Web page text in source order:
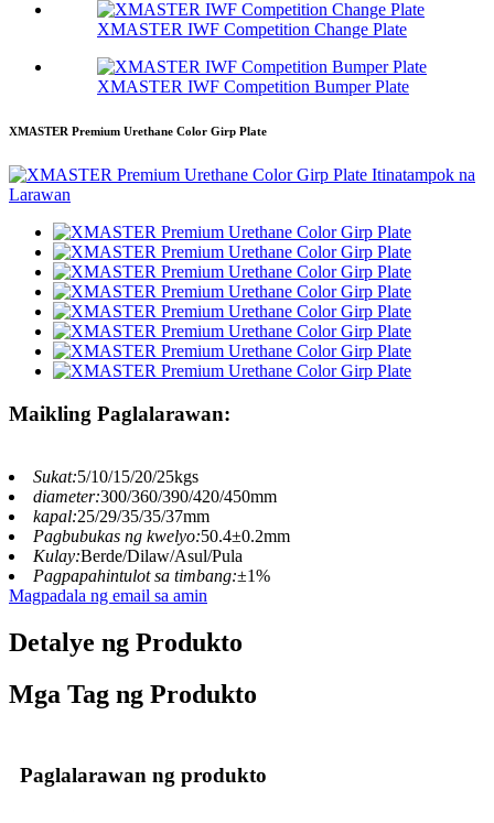
XMASTER IWF Competition Change Plate
XMASTER IWF Competition Bumper Plate
XMASTER Premium Urethane Color Girp Plate
Maikling Paglalarawan:
Sukat:5/10/15/20/25kgs
diameter:300/360/390/420/450mm
kapal:25/29/35/35/37mm
Pagbubukas ng kwelyo:50.4±0.2mm
Kulay:Berde/Dilaw/Asul/Pula
Pagpapahintulot sa timbang:±1%
Magpadala ng email sa amin
Detalye ng Produkto
Mga Tag ng Produkto
Paglalarawan ng produkto